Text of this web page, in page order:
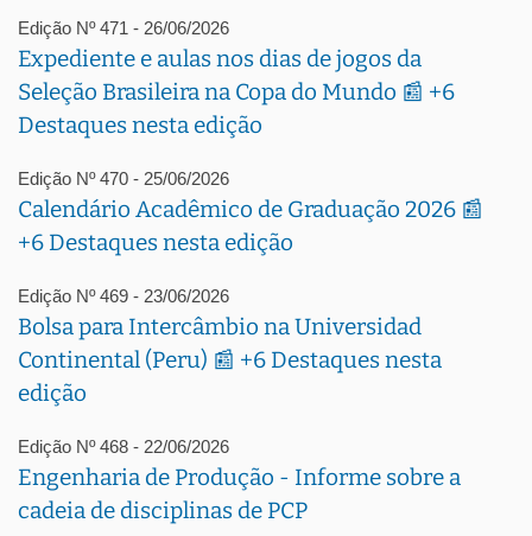
Edição Nº 471 - 26/06/2026
Expediente e aulas nos dias de jogos da
Seleção Brasileira na Copa do Mundo 📰 +6
Destaques nesta edição
Edição Nº 470 - 25/06/2026
Calendário Acadêmico de Graduação 2026 📰
+6 Destaques nesta edição
Edição Nº 469 - 23/06/2026
Bolsa para Intercâmbio na Universidad
Continental (Peru) 📰 +6 Destaques nesta
edição
Edição Nº 468 - 22/06/2026
Engenharia de Produção - Informe sobre a
cadeia de disciplinas de PCP